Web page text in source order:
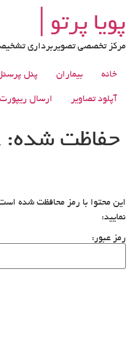
به
محتوا
پویا پرتو│
مرکز تخصصی تصویربرداری
خانه بیماران پنل
آپلود تصاویر ارسال ریپورت
حفاظت شده: Coco_Vahed
این محتوا با رمز محافظت شده
نمایید:
رمز عبور: